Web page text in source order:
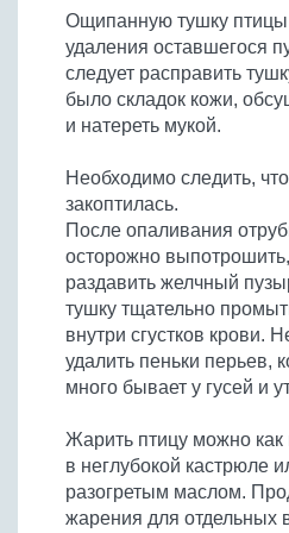
Ощипанную тушку птицы
удаления оставшегося
следует расправить
было складок кожи,
и натереть мукой.
Необходимо следить,
закоптилась.
После опаливания
осторожно
раздавить желчный
тушку тщательно
внутри сгустков крови.
удалить пеньки перьев,
много бывает у гусей и
Жарить птицу можно как
в неглубокой кастрюле
разогретым маслом.
жарения для отдельных